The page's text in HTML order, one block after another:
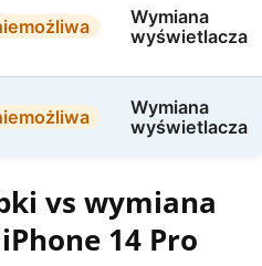
Wymiana
wyświetlacza
Wymiana
wyświetlacza
vs wymiana
14 Pro